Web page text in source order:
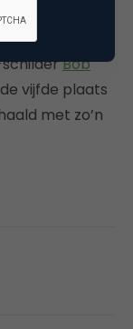
mogelijk
schilderBob
vijfde plaats
met zo’n